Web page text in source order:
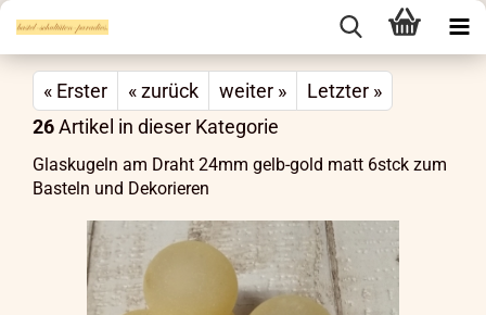
« Erster « zurück weiter »
Letzter »
26Artikel in dieser Kategorie
Glaskugeln am Draht 24mm gelb-gold matt 6stck zum
Basteln und Dekorieren